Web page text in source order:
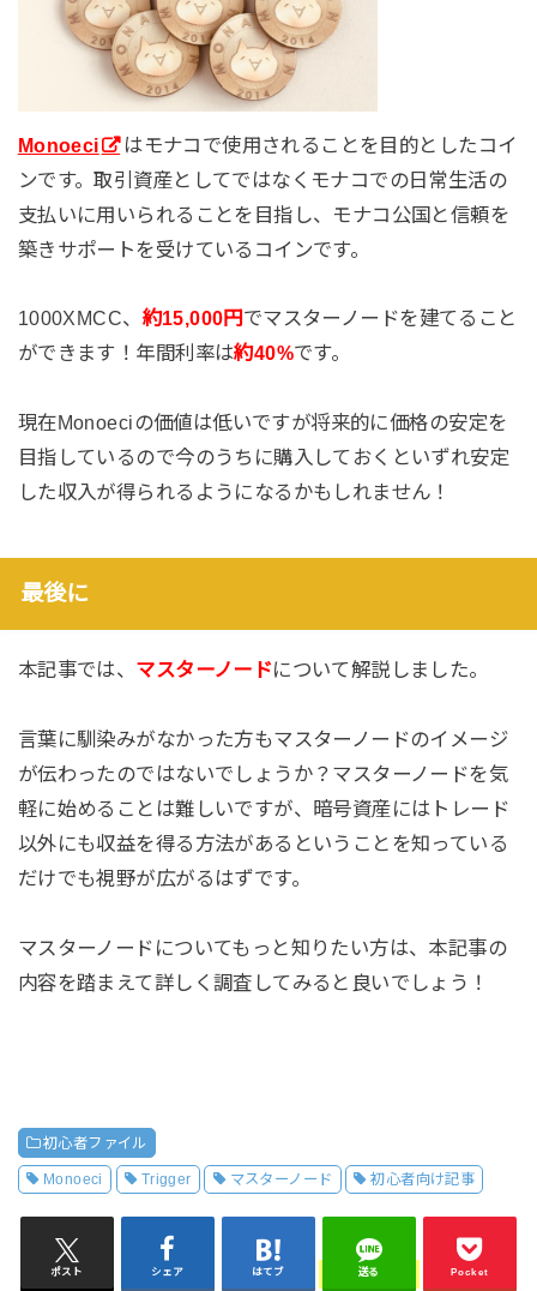
​Monoeci​
はモナコで使用されることを目的としたコイ
ンです。取引資産としてではなくモナコでの日常生活の
支払いに用いられることを目指し、モナコ公国と信頼を
築きサポートを受けているコインです。
1000XMCC、 約15,000円 でマスターノードを建てること
ができます！年間利率は約40%です。
現在Monoeci​の価値は低いですが将来的に価格の安定を
目指しているので今のうちに購入しておくといずれ安定
した収入が得られるようになるかもしれません！
最後に
本記事では、 マスターノードについて解説しました。
言葉に馴染みがなかった方もマスターノードのイメージ
が伝わったのではないでしょうか？マスターノードを気
軽に始めることは難しいですが、暗号資産にはトレード
以外にも収益を得る方法があるということを知っている
だけでも視野が広がるはずです。
マスターノードについてもっと知りたい方は、本記事の
内容を踏まえて詳しく調査してみると良いでしょう！
初心者ファイル
Monoeci Trigger マスターノード 初心者向け記事
ポスト シェア はてブ 送る Pocket